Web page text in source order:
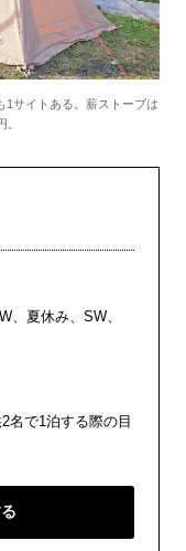
1サイトある。薪ストーブは
、夏休み、SW、
名で1泊する際の目